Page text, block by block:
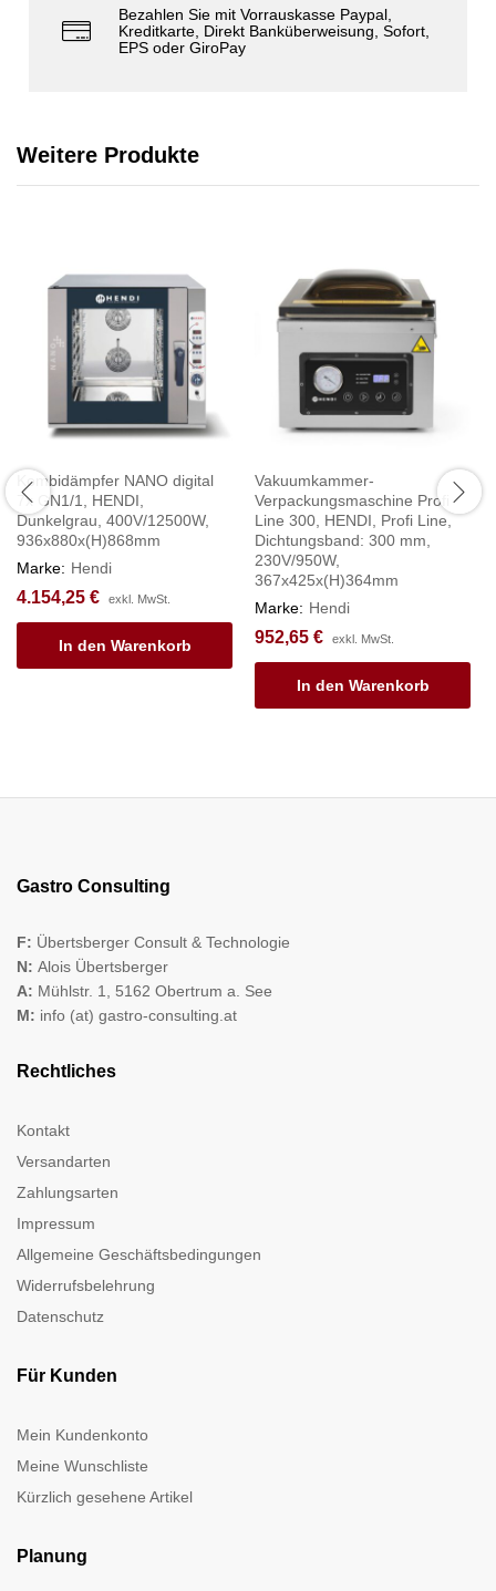
Bezahlen Sie mit Vorrauskasse Paypal,
Kreditkarte, Direkt Banküberweisung, Sofort,
EPS oder GiroPay
Weitere Produkte
Kombidämpfer NANO digital
7x GN1/1, HENDI,
Dunkelgrau, 400V/12500W,
936x880x(H)868mm
Marke: Hendi
4.154,25 € exkl. MwSt.
In den Warenkorb
Vakuumkammer-
Verpackungsmaschine Profi
Line 300, HENDI, Profi Line,
Dichtungsband: 300 mm,
230V/950W,
367x425x(H)364mm
Marke: Hendi
952,65 € exkl. MwSt.
In den Warenkorb
Gastro Consulting
F: Übertsberger Consult & Technologie
N: Alois Übertsberger
A: Mühlstr. 1, 5162 Obertrum a. See
M: info (at) gastro-consulting.at
Rechtliches
Kontakt
Versandarten
Zahlungsarten
Impressum
Allgemeine Geschäftsbedingungen
Widerrufsbelehrung
Datenschutz
Für Kunden
Mein Kundenkonto
Meine Wunschliste
Kürzlich gesehene Artikel
Planung